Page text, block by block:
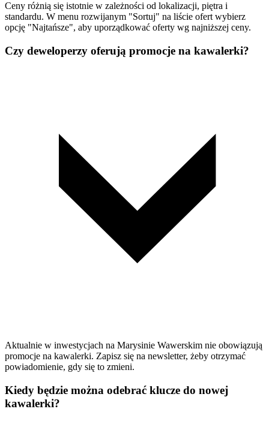
Ceny różnią się istotnie w zależności od lokalizacji, piętra i
standardu. W menu rozwijanym "Sortuj" na liście ofert wybierz
opcję "Najtańsze", aby uporządkować oferty wg najniższej ceny.
Czy deweloperzy oferują promocje na kawalerki?
Aktualnie w inwestycjach na Marysinie Wawerskim nie obowiązują
promocje na kawalerki. Zapisz się na newsletter, żeby otrzymać
powiadomienie, gdy się to zmieni.
Kiedy będzie można odebrać klucze do nowej
kawalerki?